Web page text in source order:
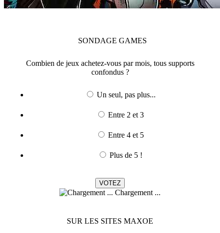
SONDAGE GAMES
Combien de jeux achetez-vous par mois, tous supports
confondus ?
Un seul, pas plus...
Entre 2 et 3
Entre 4 et 5
Plus de 5 !
Chargement ...
SUR LES SITES MAXOE